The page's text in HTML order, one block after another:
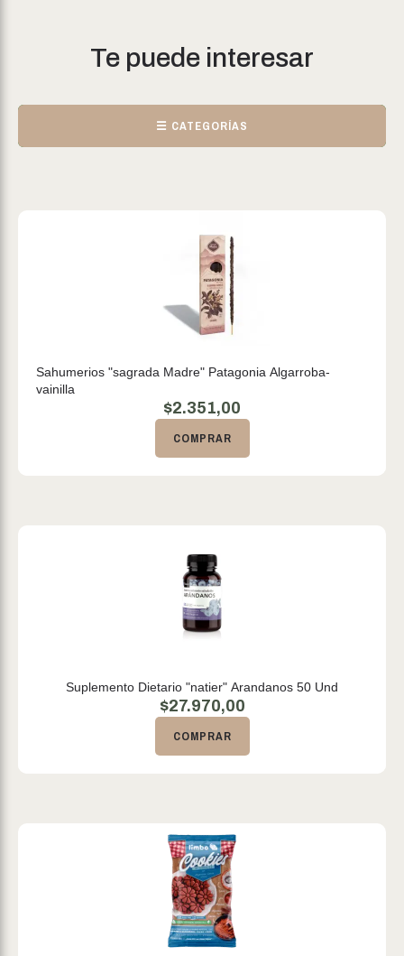
Te puede interesar
☰ CATEGORÍAS
Sahumerios "sagrada Madre" Patagonia Algarroba-
vainilla
$2.351,00
COMPRAR
Suplemento Dietario "natier" Arandanos 50 Und
$27.970,00
COMPRAR